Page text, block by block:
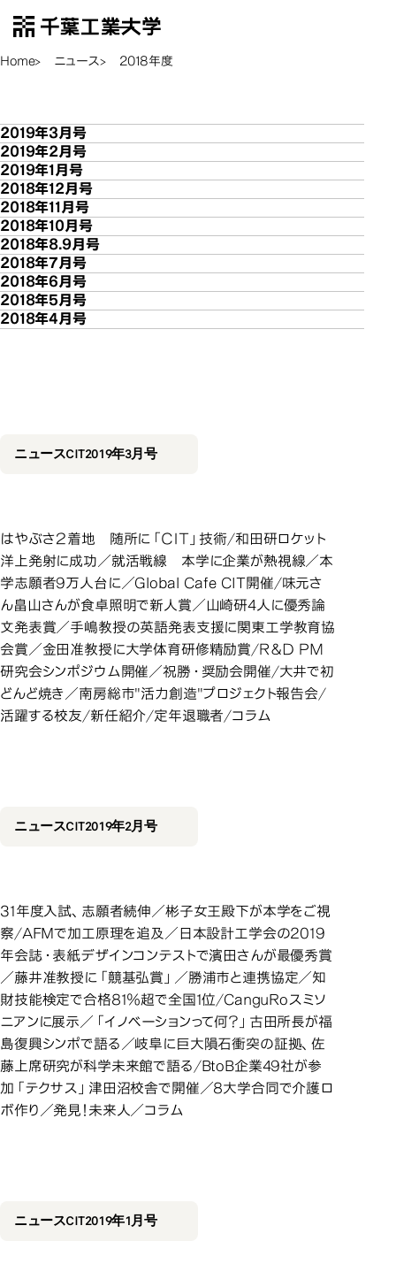
千葉工業大学
Open Menu
Home ニュース 2018年度
2018年度
2019年3月号
2019年2月号
2019年1月号
2018年12月号
2018年11月号
2018年10月号
2018年8.9月号
2018年7月号
2018年6月号
2018年5月号
2018年4月号
2019年3月号
ニュースCIT2019年3月号
はやぶさ２着地 随所に「ＣＩＴ」技術/和田研ロケット
洋上発射に成功／就活戦線 本学に企業が熱視線／本
学志願者9万人台に／Global Cafe CIT開催/味元さ
ん畠山さんが食卓照明で新人賞／山崎研4人に優秀論
文発表賞／手嶋教授の英語発表支援に関東工学教育協
会賞／金田准教授に大学体育研修精励賞/Ｒ＆Ｄ ＰＭ
研究会シンポジウム開催／祝勝・奨励会開催/大井で初
どんど焼き／南房総市"活力創造"プロジェクト報告会/
活躍する校友/新任紹介/定年退職者/コラム
2019年2月号
ニュースCIT2019年2月号
31年度入試、志願者続伸／彬子女王殿下が本学をご視
察/AFMで加工原理を追及／日本設計工学会の2019
年会誌・表紙デザインコンテストで濱田さんが最優秀賞
／藤井准教授に「竸基弘賞」／勝浦市と連携協定／知
財技能検定で合格81％超で全国1位/CanguRoスミソ
ニアンに展示／「イノベーションって何？」古田所長が福
島復興シンポで語る／岐阜に巨大隕石衝突の証拠、佐
藤上席研究が科学未来館で語る/BtoB企業49社が参
加「テクサス」津田沼校舎で開催／8大学合同で介護ロ
ボ作り／発見！未来人／コラム
2019年1月号
ニュースCIT2019年1月号